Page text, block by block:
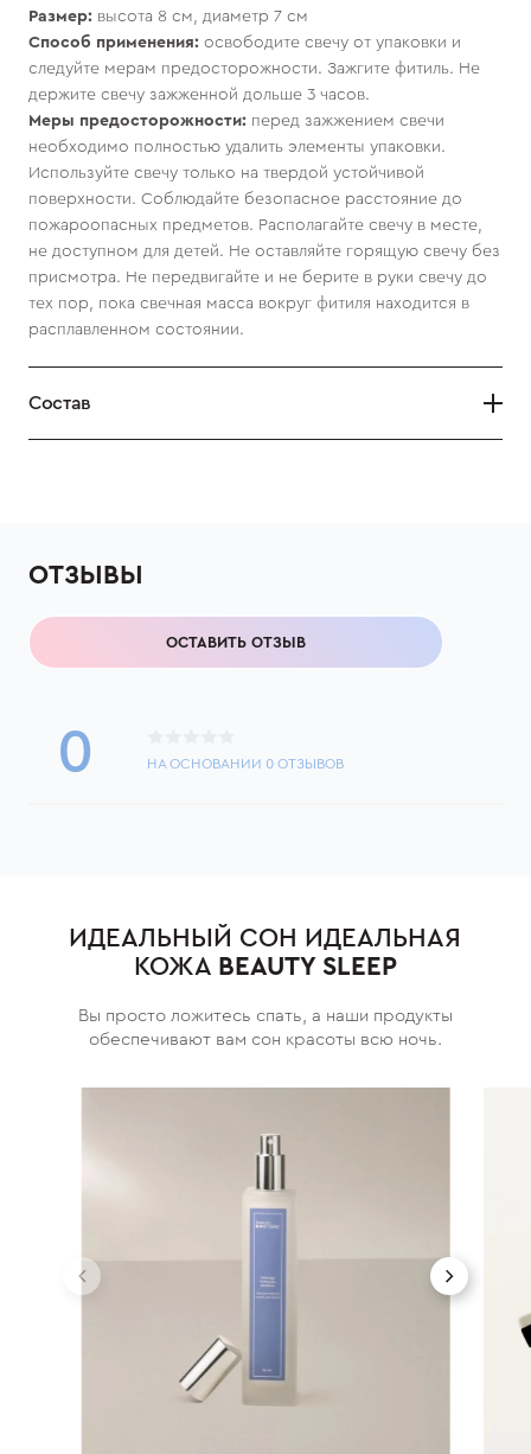
Размер:высота 8 см, диаметр 7 см
Способ применения: освободите свечу от упаковки и
следуйте мерам предосторожности. Зажгите фитиль. Не
держите свечу зажженной дольше 3 часов.
Меры предосторожности: перед зажжением свечи
необходимо полностью удалить элементы упаковки.
Используйте свечу только на твердой устойчивой
поверхности. Соблюдайте безопасное расстояние до
пожароопасных предметов. Располагайте свечу в месте,
не доступном для детей. Не оставляйте горящую свечу без
присмотра. Не передвигайте и не берите в руки свечу до
тех пор, пока свечная масса вокруг фитиля находится в
расплавленном состоянии.
Состав
ОТЗЫВЫ
ОСТАВИТЬ ОТЗЫВ
0 НА ОСНОВАНИИ 0ОТЗЫВОВ
ИДЕАЛЬНЫЙ СОН ИДЕАЛЬНАЯ
КОЖА BEAUTY SLEEP
Вы просто ложитесь спать, а наши продукты
обеспечивают вам сон красоты всю ночь.